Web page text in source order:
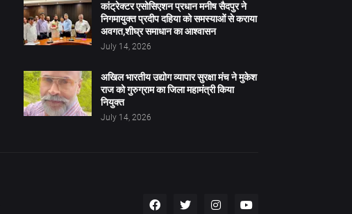
कांट्रेक्टर एसोसिएशन प्रधान मनीष सैदपुर ने
निगमायुक्त प्रदीप दहिया को समस्याओं से कराया
अवगत,शीघ्र समाधान का आश्वासन
July 14, 2026
अखिल भारतीय उद्योग व्यापार सुरक्षा मंच ने मुकेश
राज को गुरुग्राम का जिला महामंत्री किया
नियुक्त
July 14, 2026